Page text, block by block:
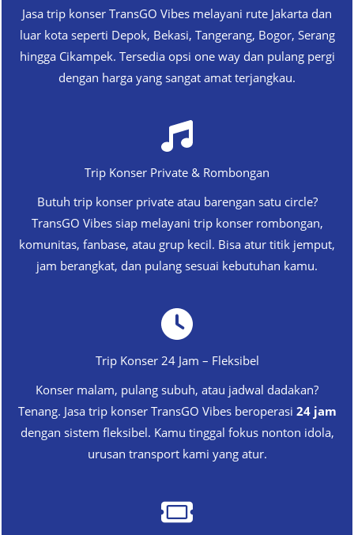
Jasa trip konser TransGO Vibes melayani rute Jakarta dan
luar kota seperti Depok, Bekasi, Tangerang, Bogor, Serang
hingga Cikampek. Tersedia opsi one way dan pulang pergi
dengan harga yang sangat amat terjangkau.
Trip Konser Private & Rombongan
Butuh trip konser private atau barengan satu circle?
TransGO Vibes siap melayani trip konser rombongan,
komunitas, fanbase, atau grup kecil. Bisa atur titik jemput,
jam berangkat, dan pulang sesuai kebutuhan kamu.
Trip Konser 24 Jam – Fleksibel
Konser malam, pulang subuh, atau jadwal dadakan?
Tenang. Jasa trip konser TransGO Vibes beroperasi 24 jam
dengan sistem fleksibel. Kamu tinggal fokus nonton idola,
urusan transport kami yang atur.